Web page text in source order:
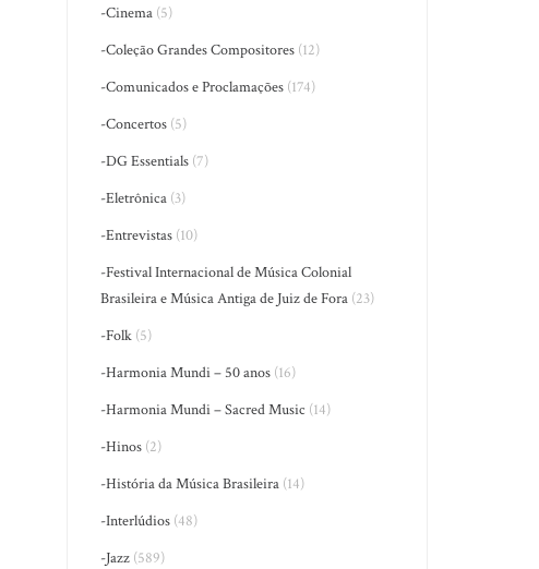
-Cinema (5)
-Coleção Grandes Compositores (12)
-Comunicados e Proclamações (174)
-Concertos (5)
-DG Essentials (7)
-Eletrônica (3)
-Entrevistas (10)
-Festival Internacional de Música Colonial
Brasileira e Música Antiga de Juiz de Fora (23)
-Folk (5)
-Harmonia Mundi – 50 anos (16)
-Harmonia Mundi – Sacred Music (14)
-Hinos (2)
-História da Música Brasileira (14)
-Interlúdios (48)
-Jazz (589)